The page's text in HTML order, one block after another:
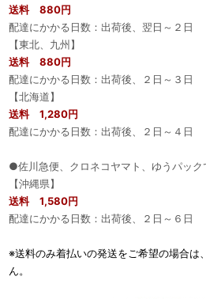
送料 880円
配達にかかる日数：出荷後、翌日～２日
【東北、九州】
送料 880円
配達にかかる日数：出荷後、２日～３日
【北海道】
送料 1,280円
配達にかかる日数：出荷後、２日～４日
●佐川急便、クロネコヤマト、ゆうパッ
【沖縄県】
送料 1,580円
配達にかかる日数：出荷後、２日～６日
※送料のみ着払いの発送をご希望の場合は
ん。